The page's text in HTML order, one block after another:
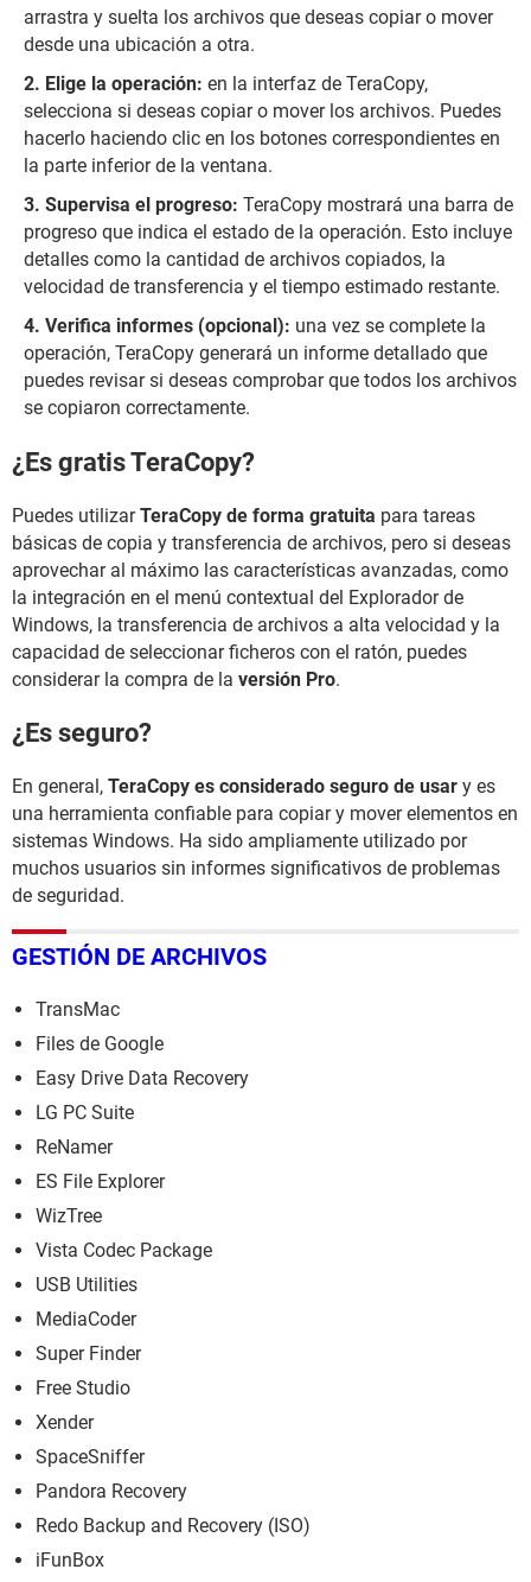
arrastra y suelta los archivos que deseas copiar o mover
desde una ubicación a otra.
Elige la operación: en la interfaz de TeraCopy,
selecciona si deseas copiar o mover los archivos. Puedes
hacerlo haciendo clic en los botones correspondientes en
la parte inferior de la ventana.
Supervisa el progreso: TeraCopy mostrará una barra de
progreso que indica el estado de la operación. Esto incluye
detalles como la cantidad de archivos copiados, la
velocidad de transferencia y el tiempo estimado restante.
Verifica informes (opcional): una vez se complete la
operación, TeraCopy generará un informe detallado que
puedes revisar si deseas comprobar que todos los archivos
se copiaron correctamente.
¿Es gratis TeraCopy?
Puedes utilizarTeraCopy de forma gratuita para tareas
básicas de copia y transferencia de archivos, pero si deseas
aprovechar al máximo las características avanzadas, como
la integración en el menú contextual del Explorador de
Windows, la transferencia de archivos a alta velocidad y la
capacidad de seleccionar ficheros con el ratón, puedes
considerar la compra de la versión Pro.
¿Es seguro?
En general, TeraCopy es considerado seguro de usar y es
una herramienta confiable para copiar y mover elementos en
sistemas Windows. Ha sido ampliamente utilizado por
muchos usuarios sin informes significativos de problemas
de seguridad.
GESTIÓN DE ARCHIVOS
TransMac
Files de Google
Easy Drive Data Recovery
LG PC Suite
ReNamer
ES File Explorer
WizTree
Vista Codec Package
USB Utilities
MediaCoder
Super Finder
Free Studio
Xender
SpaceSniffer
Pandora Recovery
Redo Backup and Recovery (ISO)
iFunBox